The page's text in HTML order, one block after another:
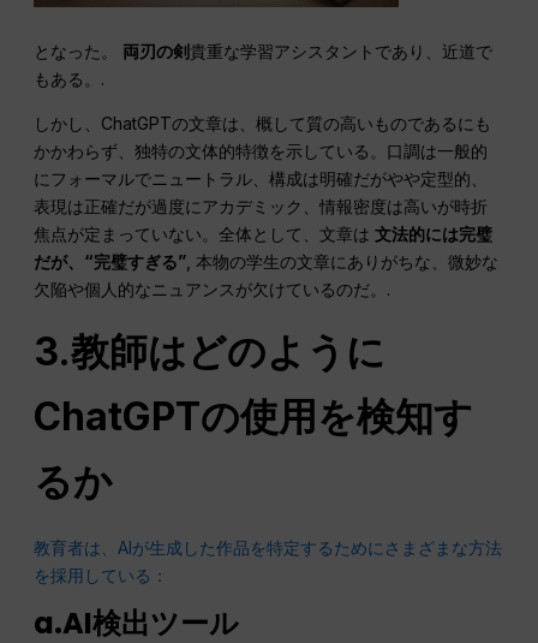
となった。 両刃の剣 貴重な学習アシスタントであり、近道で
もある。.
しかし、ChatGPTの文章は、概して質の高いものであるにも
かかわらず、独特の文体的特徴を示している。口調は一般的
にフォーマルでニュートラル、構成は明確だがやや定型的、
表現は正確だが過度にアカデミック、情報密度は高いが時折
焦点が定まっていない。全体として、文章は文法的には完璧
だが、“完璧すぎる” , 本物の学生の文章にありがちな、微妙な
欠陥や個人的なニュアンスが欠けているのだ。.
3.教師はどのように
ChatGPTの使用を検知す
るか
教育者は、AIが生成した作品を特定するためにさまざまな方法
を採用している：
a.AI検出ツール